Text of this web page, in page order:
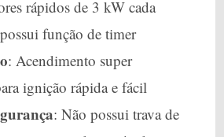
rápidos de 3 kW cada
função de timer
: Acendimento super
ignição rápida e fácil
: Não possui trava de